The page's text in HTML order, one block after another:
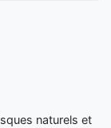
naturels et